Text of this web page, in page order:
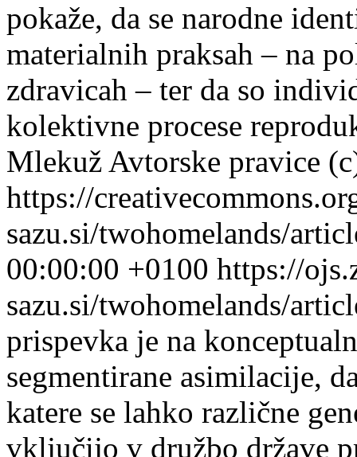
pokaže, da se narodne
materialnih praksah – na
zdravicah – ter da so
kolektivne procese
Mlekuž Avtorske pravice
https://
sazu.si/twohomelands/
00:00:00 +0100 https://
sazu.si/twohomelands/
prispevka je na
segmentirane asimilacije,
katere se lahko različne
vključijo v družbo države